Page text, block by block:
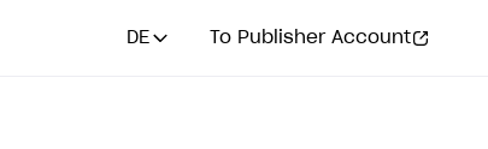
DE To Publisher Account